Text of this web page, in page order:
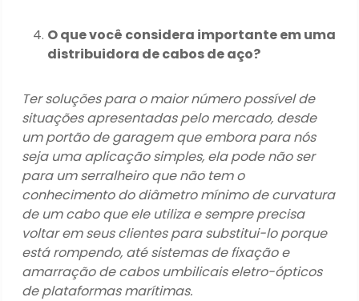
O que você considera importante em uma
distribuidora de cabos de aço?
Ter soluções para o maior número possível de
situações apresentadas pelo mercado, desde
um portão de garagem que embora para nós
seja uma aplicação simples, ela pode não ser
para um serralheiro que não tem o
conhecimento do diâmetro mínimo de curvatura
de um cabo que ele utiliza e sempre precisa
voltar em seus clientes para substitui-lo porque
está rompendo, até sistemas de fixação e
amarração de cabos umbilicais eletro-ópticos
de plataformas marítimas.